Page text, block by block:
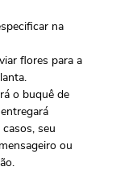
na
flores para a
o buquê de
seu
ou